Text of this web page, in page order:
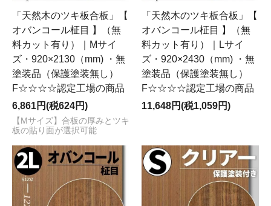
「天然木のツキ板合板」【
オバンコール柾目 】（無
料カット有り）｜Mサイ
ズ・920×2130（mm) ・無
塗装品（保護塗装無し）
F☆☆☆☆認定工場の商品
6,861円(税624円)
【Mサイズ】合板の厚みとツキ
板の貼り面が選択可能
「天然木のツキ板合板」【
オバンコール柾目 】（無
料カット有り）｜Lサイ
ズ・920×2430（mm) ・無
塗装品（保護塗装無し）
F☆☆☆☆認定工場の商品
11,648円(税1,059円)